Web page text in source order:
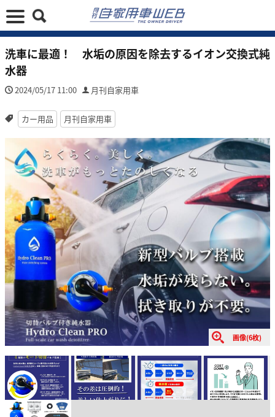
洗車に最適！ 水垢の原因を除去するイオン交換式純
水器
2024/05/17 11:00 月刊自家用車
カー用品 月刊自家用車
画像(6枚)